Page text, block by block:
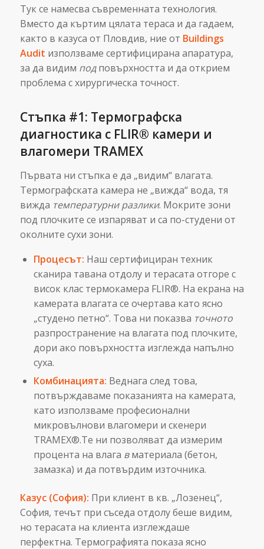
Тук се намесва съвременната технология.
Вместо да къртим цялата тераса и да гадаем,
както в казуса от Пловдив, ние от Buildings
Audit използваме сертифицирана апаратура,
за да видим подповърхността и да открием
проблема с хирургическа точност.
Стъпка #1: Термографска
диагностика с FLIR® камери и
влагомери TRAMEX
Първата ни стъпка е да „видим“ влагата.
Термографската камера не „вижда“ вода, тя
вижда температурни разлики. Мокрите зони
под плочките се изпаряват и са по-студени от
околните сухи зони.
Процесът: Наш сертифициран техник
сканира тавана отдолу и терасата отгоре с
висок клас термокамера FLIR®. На екрана на
камерата влагата се очертава като ясно
„студено петно“. Това ни показва точното
разпространение на влагата под плочките,
дори ако повърхността изглежда напълно
суха.
Комбинацията: Веднага след това,
потвърждаваме показанията на камерата,
като използваме професионални
микровълнови влагомери и скенери
TRAMEX®.Те ни позволяват да измерим
процента на влага вматериала (бетон,
замазка) и да потвърдим източника.
Казус (София): При клиент в кв. „Лозенец“,
София, течът при съседа отдолу беше видим,
но терасата на клиента изглеждаше
перфектна. Термографията показа ясно